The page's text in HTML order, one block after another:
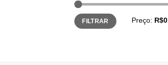
Preço
mínimo
Preço
máximo
FILTRAR Preço: R$0